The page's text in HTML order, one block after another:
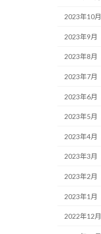
2023年10月
2023年9月
2023年8月
2023年7月
2023年6月
2023年5月
2023年4月
2023年3月
2023年2月
2023年1月
2022年12月